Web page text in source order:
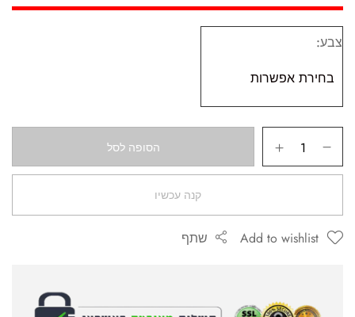
צבע
הסופה לסל
קנה עכשיו
Add to wishlist שתף